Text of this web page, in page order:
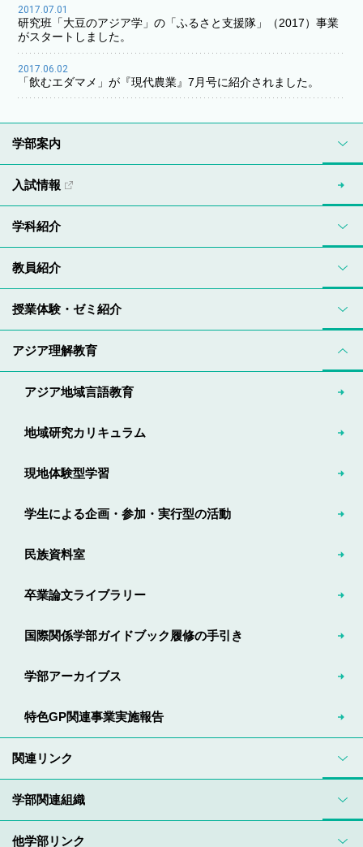
2017.07.01
研究班「大豆のアジア学」の「ふるさと支援隊」（2017）事業
がスタートしました。
2017.06.02
「飲むエダマメ」が『現代農業』7月号に紹介されました。
学部関連組織
他学部リンク
学部案内
入試情報
学科紹介
教員紹介
授業体験・ゼミ紹介
アジア理解教育
アジア地域言語教育
地域研究カリキュラム
現地体験型学習
学生による企画・参加・実行型の活動
民族資料室
卒業論文ライブラリー
国際関係学部ガイドブック履修の手引き
学部アーカイブス
特色GP関連事業実施報告
関連リンク